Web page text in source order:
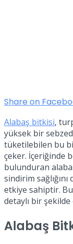
Share on
Alabaş bitkisi,
yüksek bir
tüketilebilen bu
çeker. İçeriğinde
bulunduran
sindirim
etkiye sahiptir. Bu
detaylı bir şekilde
Alabaş